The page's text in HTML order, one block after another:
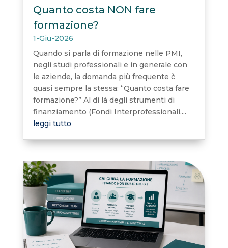
Quanto costa NON fare
formazione?
1-Giu-2026
Quando si parla di formazione nelle PMI,
negli studi professionali e in generale con
le aziende, la domanda più frequente è
quasi sempre la stessa: “Quanto costa fare
formazione?” Al di là degli strumenti di
finanziamento (Fondi Interprofessionali,...
leggi tutto